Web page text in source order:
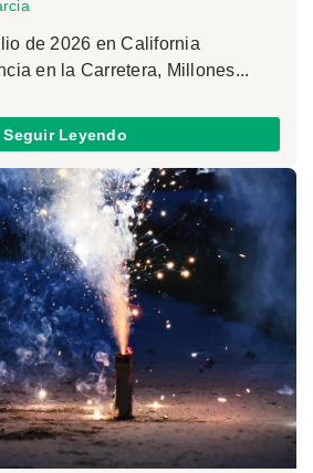
de 2026 en California
en la Carretera, Millones...
Seguir Leyendo